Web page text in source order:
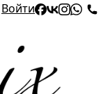
Войти